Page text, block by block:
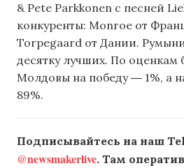
& Pete Parkkonen с песней
конкуренты: Monroe от
Torpegaard от Дании.
десятку лучших. По оценкам
Молдовы на победу ― 1%, а
89%.
Подписывайтесь на наш
@newsmakerlive. Там